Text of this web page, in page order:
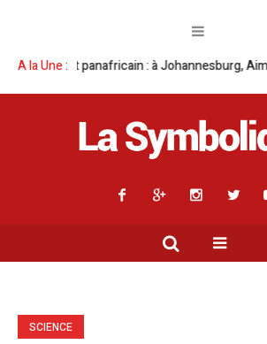
A la Une :
Boji Sangara multiplie les plaidoyers en
SCIENCE